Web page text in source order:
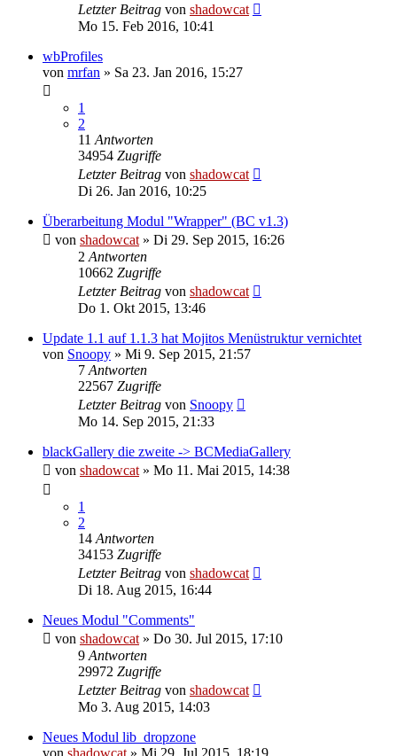
Letzter Beitrag von shadowcat
Mo 15. Feb 2016, 10:41
wbProfiles
von mrfan » Sa 23. Jan 2016, 15:27
1
2
11 Antworten
34954 Zugriffe
Letzter Beitrag von shadowcat
Di 26. Jan 2016, 10:25
Überarbeitung Modul "Wrapper" (BC v1.3)
von shadowcat » Di 29. Sep 2015, 16:26
2 Antworten
10662 Zugriffe
Letzter Beitrag von shadowcat
Do 1. Okt 2015, 13:46
Update 1.1 auf 1.1.3 hat Mojitos Menüstruktur vernichtet
von Snoopy » Mi 9. Sep 2015, 21:57
7 Antworten
22567 Zugriffe
Letzter Beitrag von Snoopy
Mo 14. Sep 2015, 21:33
blackGallery die zweite -> BCMediaGallery
von shadowcat » Mo 11. Mai 2015, 14:38
1
2
14 Antworten
34153 Zugriffe
Letzter Beitrag von shadowcat
Di 18. Aug 2015, 16:44
Neues Modul "Comments"
von shadowcat » Do 30. Jul 2015, 17:10
9 Antworten
29972 Zugriffe
Letzter Beitrag von shadowcat
Mo 3. Aug 2015, 14:03
Neues Modul lib_dropzone
von shadowcat » Mi 29. Jul 2015, 18:19